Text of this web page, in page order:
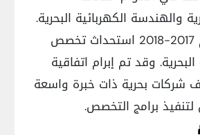
والهندسة الكهربائية البحرية.
كما تم في عام 2017-2018 استحداث تخصص
وقد تم إبرام اتفاقية
شركات بحرية ذات خبرة واسعة
برامج التخصص.